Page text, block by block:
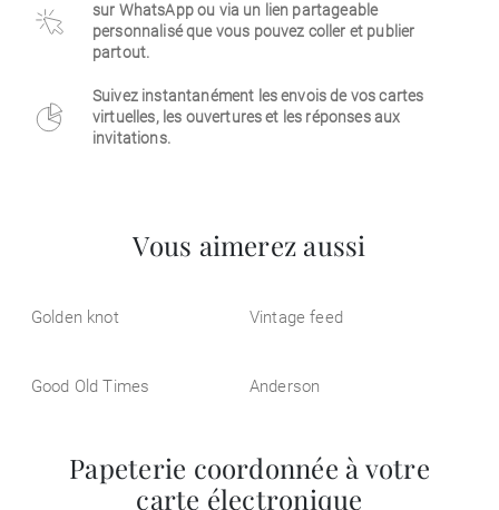
sur WhatsApp ou via un lien partageable
personnalisé que vous pouvez coller et publier
partout.
Suivez instantanément les envois de vos cartes
virtuelles, les ouvertures et les réponses aux
invitations.
Vous aimerez aussi
Golden knot Vintage feed
Good Old Times Anderson
Papeterie coordonnée à votre
carte électronique